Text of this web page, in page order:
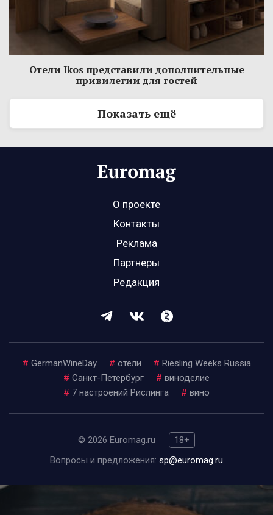
Отели Ikos представили дополнительные
привилегии для гостей
Показать ещё
О проекте
Контакты
Реклама
Партнеры
Редакция
# GermanWineDay # отели # Riesling Weeks Russia
# Санкт-Петербург # виноделие
# 7 настроений Рислинга # вино
© 2026 Euromag.ru
18+
Вопросы и предложения: sp@euromag.ru